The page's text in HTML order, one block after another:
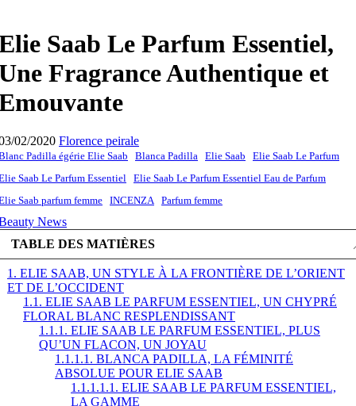
Saab Le Parfum Essentiel,
Fragrance Authentique et
02/2020 Florence peirale
Padilla égérie Elie Saab Blanca Padilla Elie Saab
Elie Saab Le Parfum
Saab Le Parfum Essentiel Elie Saab Le Parfum Essentiel Eau de Parfum
Saab parfum femme INCENZA Parfum femme
News
TABLE DES MATIÈRES
1. ELIE SAAB, UN STYLE À LA FRONTIÈRE DE L’ORIENT
ET DE L’OCCIDENT
1.1. ELIE SAAB LE PARFUM ESSENTIEL, UN CHYPRÉ
FLORAL BLANC RESPLENDISSANT
1.1.1. ELIE SAAB LE PARFUM ESSENTIEL, PLUS
QU’UN FLACON, UN JOYAU
1.1.1.1. BLANCA PADILLA, LA FÉMINITÉ
ABSOLUE POUR ELIE SAAB
1.1.1.1.1. ELIE SAAB LE PARFUM ESSENTIEL,
LA GAMME